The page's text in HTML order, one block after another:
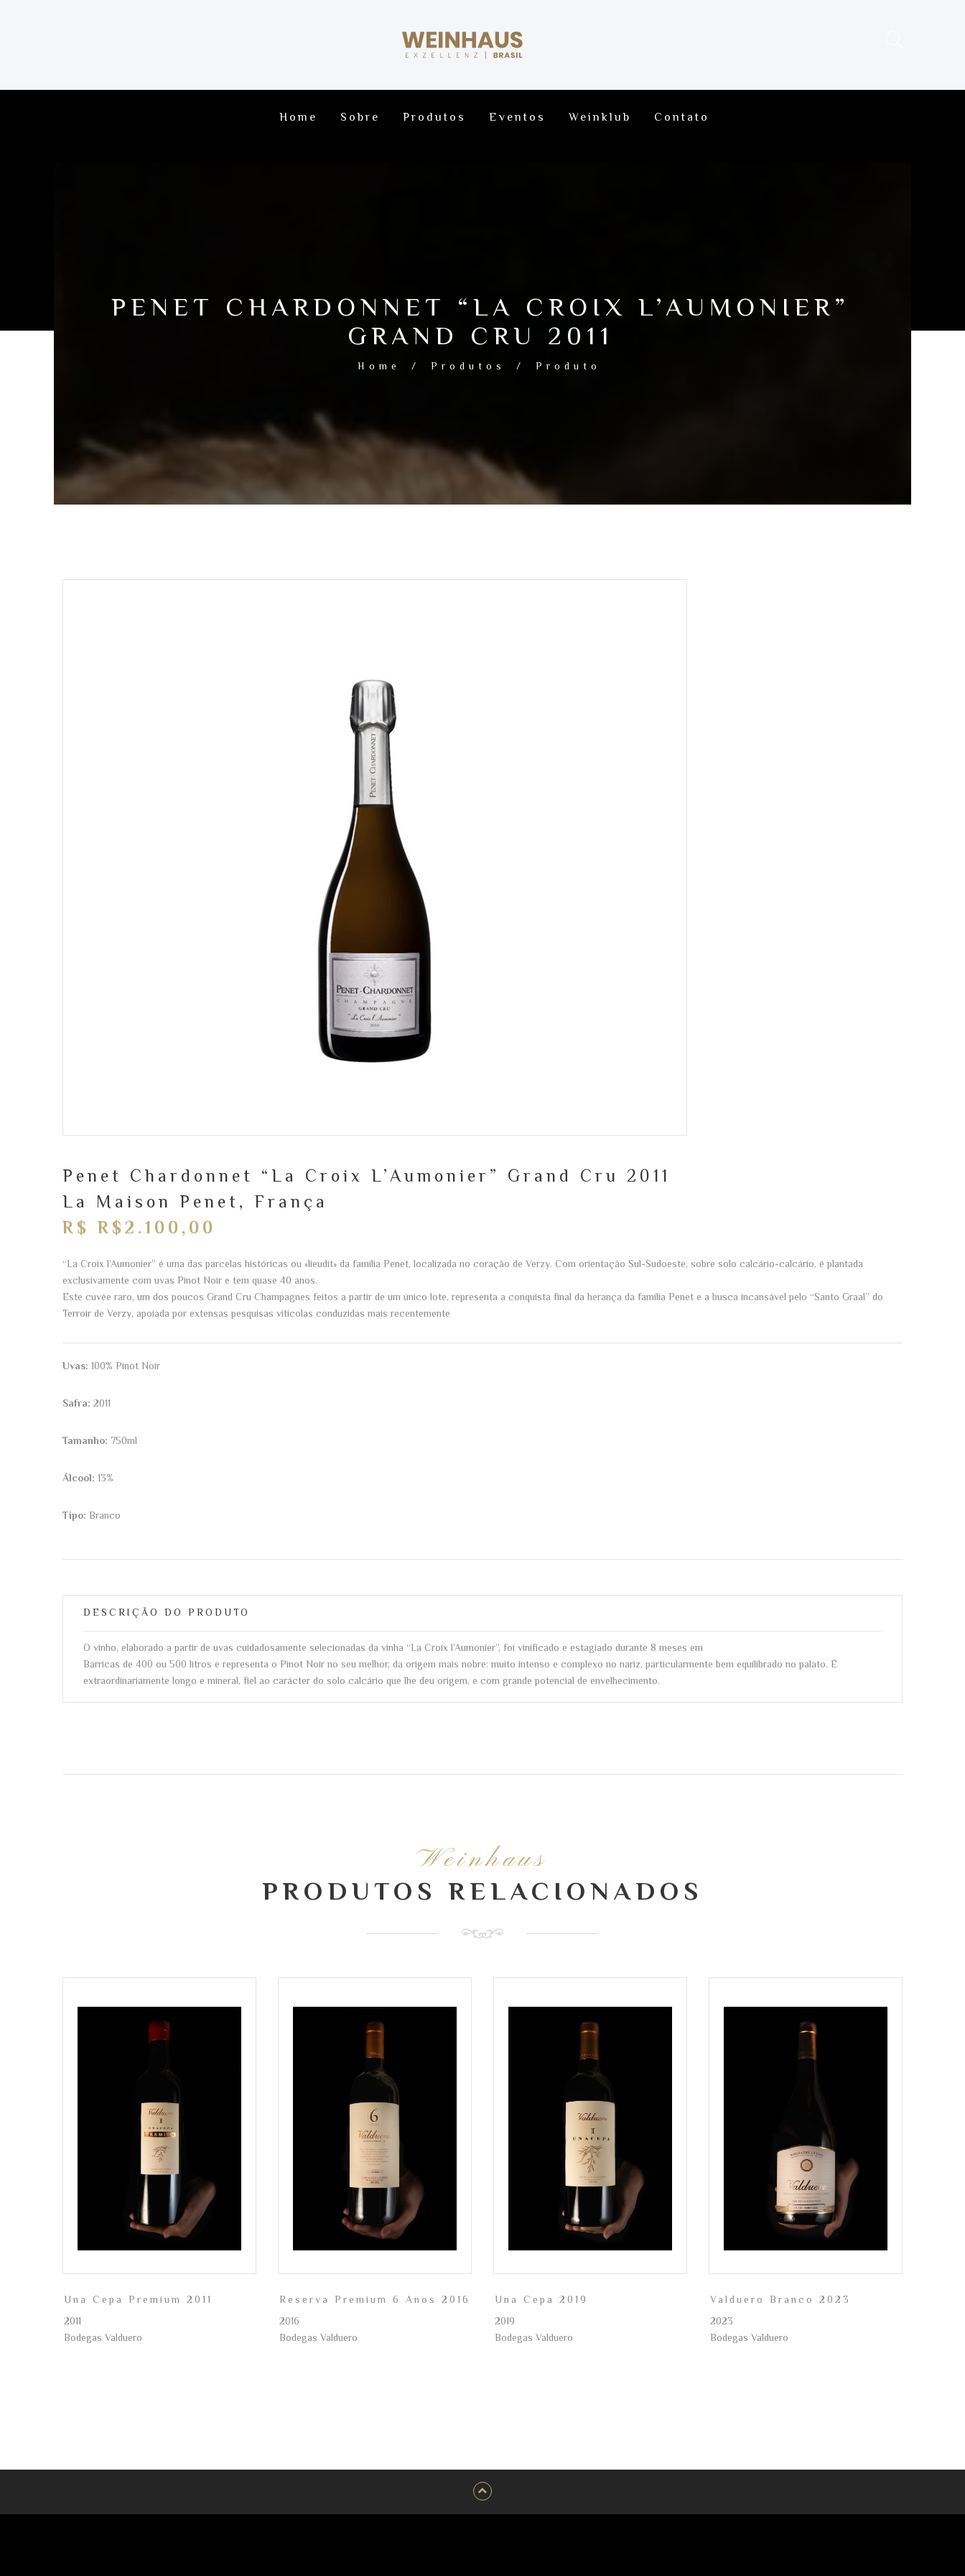
Home Sobre Produtos Eventos Weinklub Contato
PENET CHARDONNET “LA CROIX L’AUMONIER”
GRAND CRU 2011
Home / Produtos / Produto
Penet Chardonnet “La Croix L’Aumonier” Grand Cru 2011
La Maison Penet, França
R$ R$2.100,00
“La Croix l’Aumonier” é uma das parcelas históricas ou «lieudit» da família Penet, localizada no coração de Verzy. Com orientação Sul-Sudoeste, sobre solo calcário-calcário, é plantada
exclusivamente com uvas Pinot Noir e tem quase 40 anos.
Este cuvée raro, um dos poucos Grand Cru Champagnes feitos a partir de um único lote, representa a conquista final da herança da família Penet e a busca incansável pelo “Santo Graal” do
Terroir de Verzy, apoiada por extensas pesquisas vitícolas conduzidas mais recentemente
Uvas: 100% Pinot Noir
Safra: 2011
Tamanho: 750ml
Álcool: 13%
Tipo: Branco
DESCRIÇÃO DO PRODUTO
O vinho, elaborado a partir de uvas cuidadosamente selecionadas da vinha “La Croix l’Aumonier”, foi vinificado e estagiado durante 8 meses em
Barricas de 400 ou 500 litros e representa o Pinot Noir no seu melhor, da origem mais nobre: muito intenso e complexo no nariz, particularmente bem equilibrado no palato. É
extraordinariamente longo e mineral, fiel ao carácter do solo calcário que lhe deu origem, e com grande potencial de envelhecimento.
Weinhaus
PRODUTOS RELACIONADOS
Una Cepa Premium 2011
2011
Bodegas Valduero
Reserva Premium 6 Anos 2016
2016
Bodegas Valduero
Una Cepa 2019
2019
Bodegas Valduero
Valduero Branco 2023
2023
Bodegas Valduero